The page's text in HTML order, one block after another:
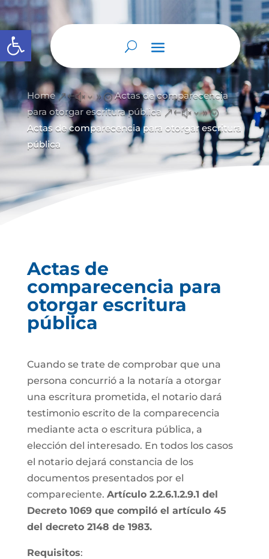
Abrir barra de herramientas
Home &#x39; Actas de comparecencia
para otorgar escritura pública &#x39;
Actas de comparecencia para otorgar escritura
pública
Actas de
comparecencia para
otorgar escritura
pública
Cuando se trate de comprobar que una
persona concurrió a la notaría a otorgar
una escritura prometida, el notario dará
testimonio escrito de la comparecencia
mediante acta o escritura pública, a
elección del interesado. En todos los casos
el notario dejará constancia de los
documentos presentados por el
compareciente. Artículo 2.2.6.1.2.9.1 del
Decreto 1069 que compiló el artículo 45
del decreto 2148 de 1983.
Requisitos: